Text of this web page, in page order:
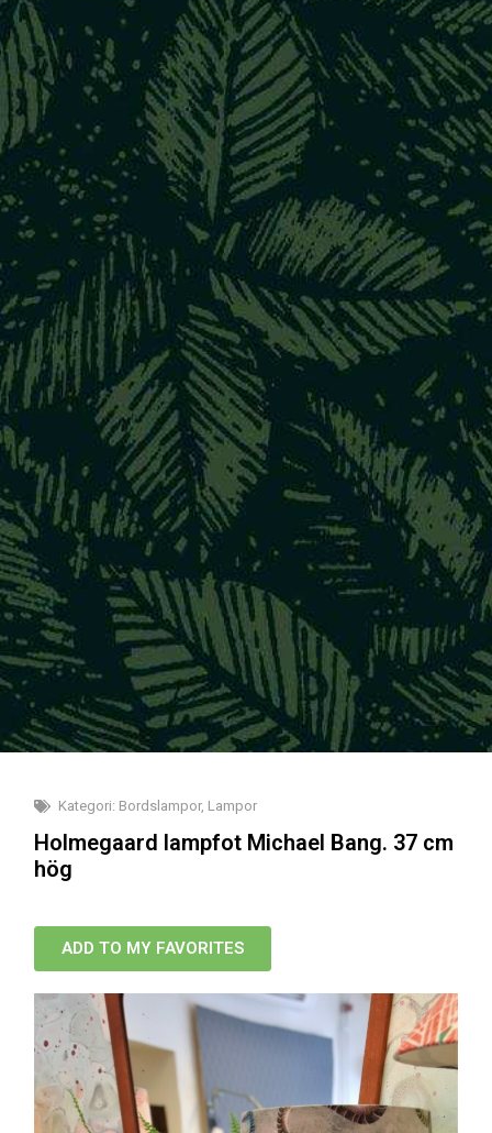
Kategori: Bordslampor, Lampor
Holmegaard lampfot Michael Bang. 37 cm
hög
ADD TO MY FAVORITES